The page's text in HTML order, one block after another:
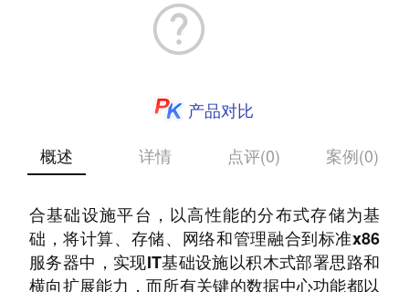
产品对比
概述
详情 点评(0) 案例(0)
合基础设施平台，以高性能的分布式存储为基
础，将计算、存储、网络和管理融合到标准x86
服务器中，实现IT基础设施以积木式部署思路和
横向扩展能力，而所有关键的数据中心功能都以